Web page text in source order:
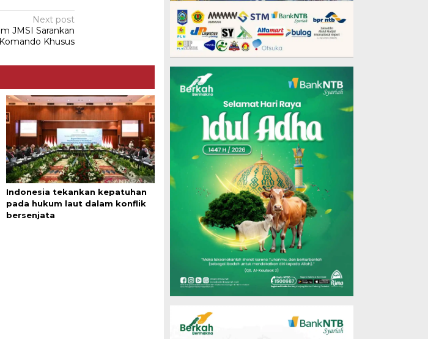
Next post
JMSI Sarankan
Komando Khusus
Indonesia tekankan kepatuhan
pada hukum laut dalam konflik
bersenjata